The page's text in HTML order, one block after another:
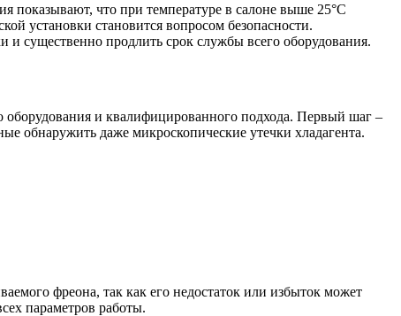
показывают, что при температуре в салоне выше 25°C
установки становится вопросом безопасности.
и существенно продлить срок службы всего оборудования.
оборудования и квалифицированного подхода. Первый шаг –
обнаружить даже микроскопические утечки хладагента.
фреона, так как его недостаток или избыток может
параметров работы.